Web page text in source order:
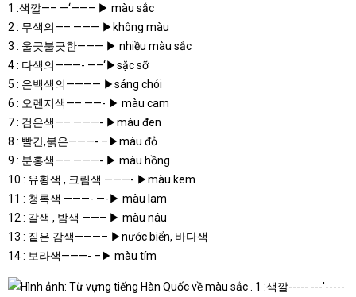
1 :색깔—– —‘——– ▶ màu sắc
2 : 무색의—– ——— ▶không màu
3 : 울긋불긋한——— ▶ nhiều màu sắc
4 : 다색의———- —–‘▶sặc sỡ
5 : 은백색의———— ▶sáng chói
6 : 오렌지색—– ——- ▶ màu cam
7 : 검은색—– ———- ▶màu đen
8 : 빨간,붉은———- –▶màu đỏ
9 : 분홍색—– ———- ▶ màu hồng
10 : 유황색 , 크림색 ———- ▶màu kem
11 : 청록색 ———- —-▶ màu lam
12 : 갈색 , 밤색 ——– ▶ màu nâu
13 : 짙은 감색———– ▶nước biển, 바다색
14 : 보라색———- –▶ màu tím